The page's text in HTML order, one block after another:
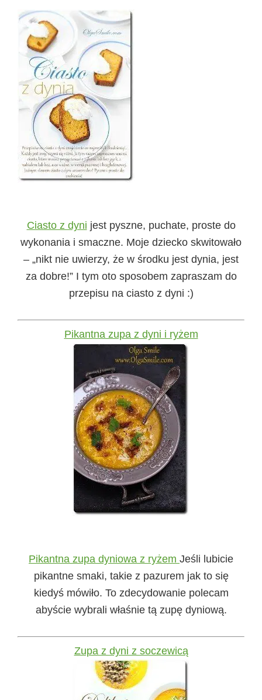
Ciasto z dyni jest pyszne, puchate, proste do
wykonania i smaczne. Moje dziecko skwitowało
– „nikt nie uwierzy, że w środku jest dynia, jest
za dobre!” I tym oto sposobem zapraszam do
przepisu na ciasto z dyni :)
Pikantna zupa z dyni i ryżem
Pikantna zupa dyniowa z ryżem Jeśli lubicie
pikantne smaki, takie z pazurem jak to się
kiedyś mówiło. To zdecydowanie polecam
abyście wybrali właśnie tą zupę dyniową.
Zupa z dyni z soczewicą